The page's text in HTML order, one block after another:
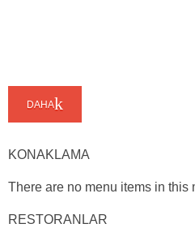
DAHA
KONAKLAMA
There are no menu items in this
RESTORANLAR